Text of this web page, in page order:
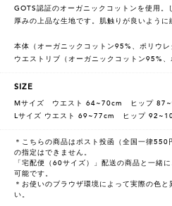
GOTS認証のオーガニックコットンを使用
厚みの上品な生地です。肌触りが良いように
本体（オーガニックコットン95%、ポリウレ
ウエストリブ（オーガニックコットン95%、
SIZE
Mサイズ ウエスト 64~70cm ヒップ
Lサイズ ウエスト 69~77cm ヒップ
＊こちらの商品はポスト投函（全国一律
の指定はできません。
「宅配便（60サイズ）」配送の商品と一緒
可能です。
＊お使いのブラウザ環境によって実際の色
い。